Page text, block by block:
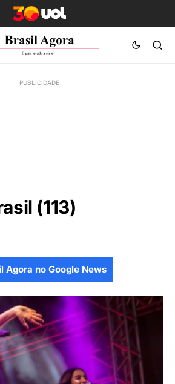
(113)
Agora no Google News